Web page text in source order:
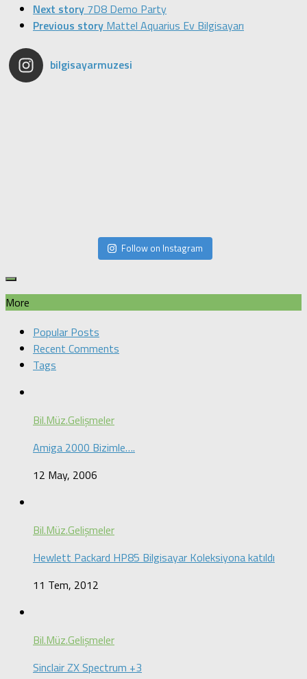
Next story 7D8 Demo Party
Previous story Mattel Aquarius Ev Bilgisayarı
bilgisayarmuzesi
Follow on Instagram
More
Popular Posts
Recent Comments
Tags
Bil.Müz.Gelişmeler
Amiga 2000 Bizimle….
12 May, 2006
Bil.Müz.Gelişmeler
Hewlett Packard HP85 Bilgisayar Koleksiyona katıldı
11 Tem, 2012
Bil.Müz.Gelişmeler
Sinclair ZX Spectrum +3